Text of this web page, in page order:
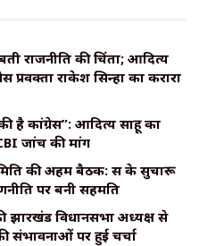
राजनीति की चिंता; आदित्य
प्रवक्ता राकेश सिन्हा का करारा
है कांग्रेस”: आदित्य साहू का
जांच की मांग
की अहम बैठक: सत्र के सुचारू
पर बनी सहमति
झारखंड विधानसभा अध्यक्ष से
संभावनाओं पर हुई चर्चा